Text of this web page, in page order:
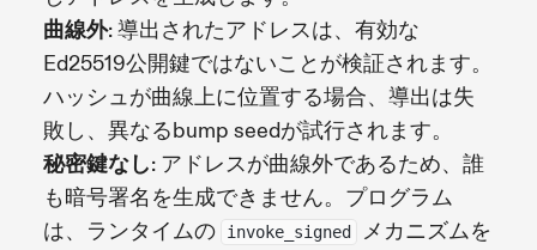
曲線外: 導出されたアドレスは、有効な
Ed25519公開鍵ではないことが検証されます。
ハッシュが曲線上に位置する場合、導出は失
敗し、異なるbump seedが試行されます。
秘密鍵なし: アドレスが曲線外であるため、誰
も暗号署名を生成できません。プログラム
は、ランタイムの
invoke_signed
メカニズムを